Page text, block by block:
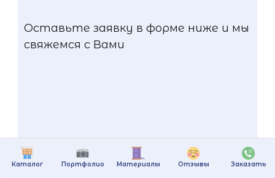
Каталог Портфолио Материалы Отзывы Заказать
Оставьте заявку в форме ниже и мы
свяжемся с Вами